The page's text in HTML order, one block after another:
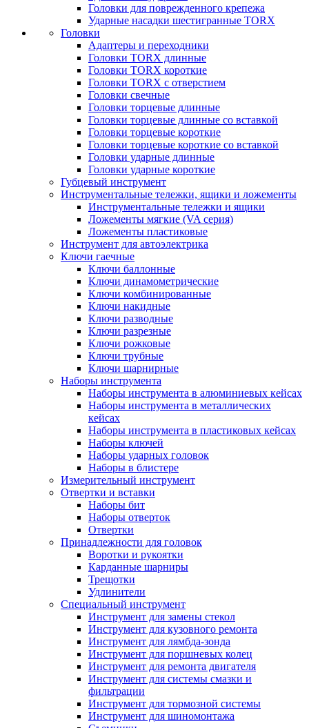
Головки для поврежденного крепежа
Ударные насадки шестигранные TORX
Головки
Адаптеры и переходники
Головки TORX длинные
Головки TORX короткие
Головки TORX с отверстием
Головки свечные
Головки торцевые длинные
Головки торцевые длинные со вставкой
Головки торцевые короткие
Головки торцевые короткие со вставкой
Головки ударные длинные
Головки ударные короткие
Губцевый инструмент
Инструментальные тележки, ящики и ложементы
Инструментальные тележки и ящики
Ложементы мягкие (VA серия)
Ложементы пластиковые
Инструмент для автоэлектрика
Ключи гаечные
Ключи баллонные
Ключи динамометрические
Ключи комбинированные
Ключи накидные
Ключи разводные
Ключи разрезные
Ключи рожковые
Ключи трубные
Ключи шарнирные
Наборы инструмента
Наборы инструмента в алюминиевых кейсах
Наборы инструмента в металлических
кейсах
Наборы инструмента в пластиковых кейсах
Наборы ключей
Наборы ударных головок
Наборы в блистере
Измерительный инструмент
Отвертки и вставки
Наборы бит
Наборы отверток
Отвертки
Принадлежности для головок
Воротки и рукоятки
Карданные шарниры
Трещотки
Удлинители
Специальный инструмент
Инструмент для замены стекол
Инструмент для кузовного ремонта
Инструмент для лямбда-зонда
Инструмент для поршневых колец
Инструмент для ремонта двигателя
Инструмент для системы смазки и
фильтрации
Инструмент для тормозной системы
Инструмент для шиномонтажа